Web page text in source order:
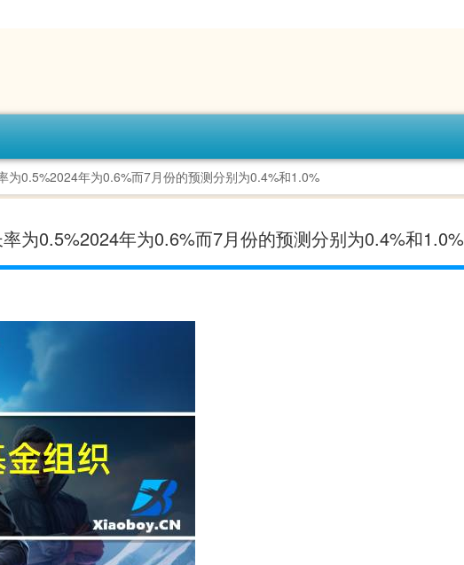
为0.5%2024年为0.6%而7月份的预测分别为0.4%和1.0%
为0.5%2024年为0.6%而7月份的预测分别为0.4%和1.0%